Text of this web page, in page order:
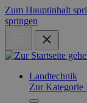
Zum Hauptinhalt
springen
Landtechnik
Zur Kategorie